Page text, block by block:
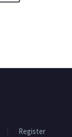
Register